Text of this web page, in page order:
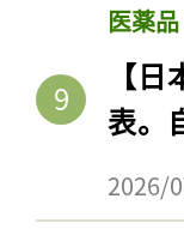
医薬
【
表。
2026/